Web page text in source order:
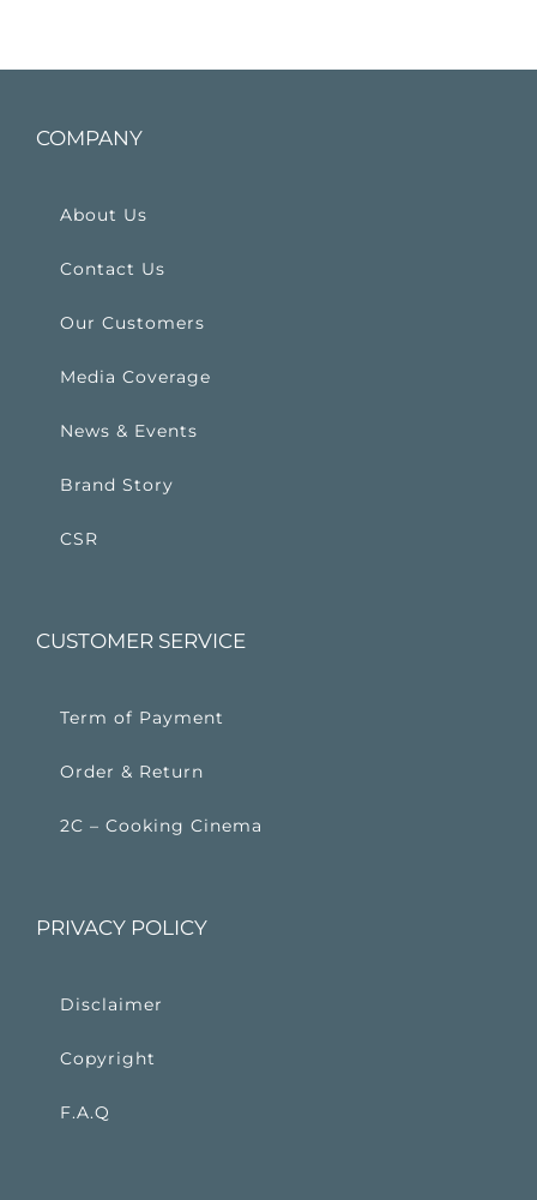
COMPANY
About Us
Contact Us
Our Customers
Media Coverage
News & Events
Brand Story
CSR
CUSTOMER SERVICE
Term of Payment
Order & Return
2C – Cooking Cinema
PRIVACY POLICY
Disclaimer
Copyright
F.A.Q